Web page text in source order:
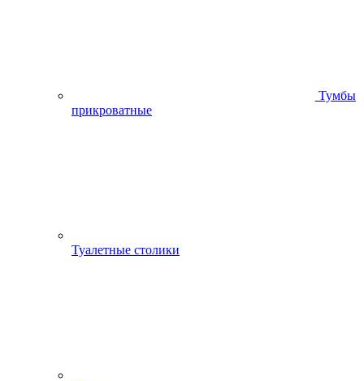
Тумбы
прикроватные
Туалетные столики